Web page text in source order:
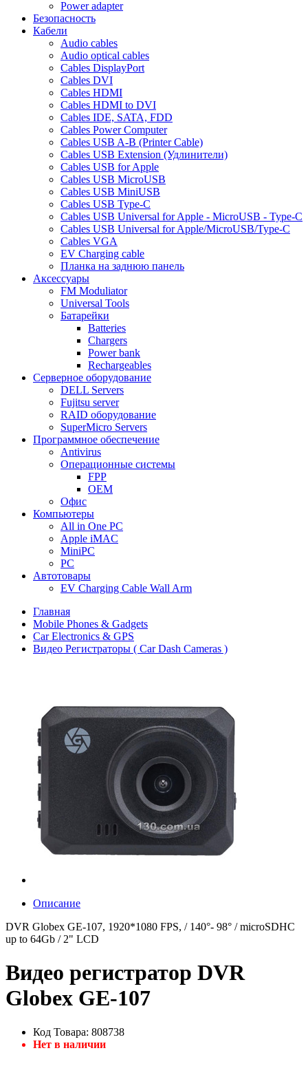
Power adapter
Безопасность
Кабели
Audio cables
Audio optical cables
Cables DisplayPort
Cables DVI
Cables HDMI
Cables HDMI to DVI
Cables IDE, SATA, FDD
Cables Power Computer
Cables USB A-B (Printer Cable)
Cables USB Extension (Удлинители)
Cables USB for Apple
Cables USB MicroUSB
Cables USB MiniUSB
Cables USB Type-C
Cables USB Universal for Apple - MicroUSB - Type-C
Cables USB Universal for Apple/MicroUSB/Type-C
Cables VGA
EV Charging cable
Планка на заднюю панель
Аксессуары
FM Moduliator
Universal Tools
Батарейки
Batteries
Chargers
Power bank
Rechargeables
Серверное оборудование
DELL Servers
Fujitsu server
RAID оборудование
SuperMicro Servers
Программное обеспечение
Antivirus
Операционные системы
FPP
OEM
Офис
Компьютеры
All in One PC
Apple iMAC
MiniPC
PC
Автотовары
EV Charging Cable Wall Arm
Главная
Mobile Phones & Gadgets
Car Electronics & GPS
Видео Регистраторы ( Car Dash Cameras )
Описание
DVR Globex GE-107, 1920*1080 FPS, / 140°- 98° / microSDHC
up to 64Gb / 2" LCD
Видео регистратор DVR
Globex GE-107
Код Товара: 808738
Нет в наличии